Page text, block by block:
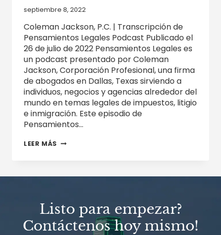
septiembre 8, 2022
Coleman Jackson, P.C. | Transcripción de
Pensamientos Legales Podcast Publicado el
26 de julio de 2022 Pensamientos Legales es
un podcast presentado por Coleman
Jackson, Corporación Profesional, una firma
de abogados en Dallas, Texas sirviendo a
individuos, negocios y agencias alrededor del
mundo en temas legales de impuestos, litigio
e inmigración. Este episodio de
Pensamientos…
LEER MÁS OBLIGACIONES
TRABAJADOR
LEGALES
Listo para empezar?
Contáctenos hoy mismo!